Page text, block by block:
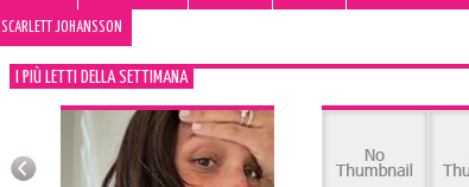
SCARLETT JOHANSSON
I PIÙ LETTI DELLA SETTIMANA